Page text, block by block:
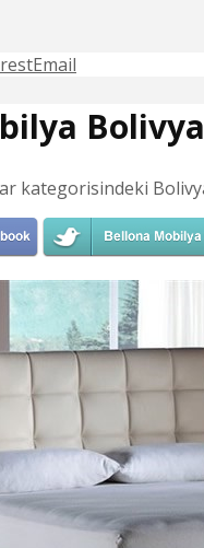
Email
kategorisindeki